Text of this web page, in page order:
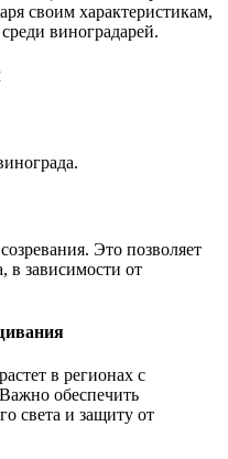
своим характеристикам,
виноградарей.
Это позволяет
в зависимости от
в регионах с
обеспечить
света и защиту от